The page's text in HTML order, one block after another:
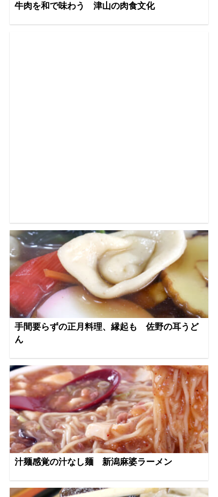
牛肉を和で味わう 津山の肉食文化
手間要らずの正月料理、縁起も 佐野の耳うど
ん
汁麺感覚の汁なし麺 新潟麻婆ラーメン